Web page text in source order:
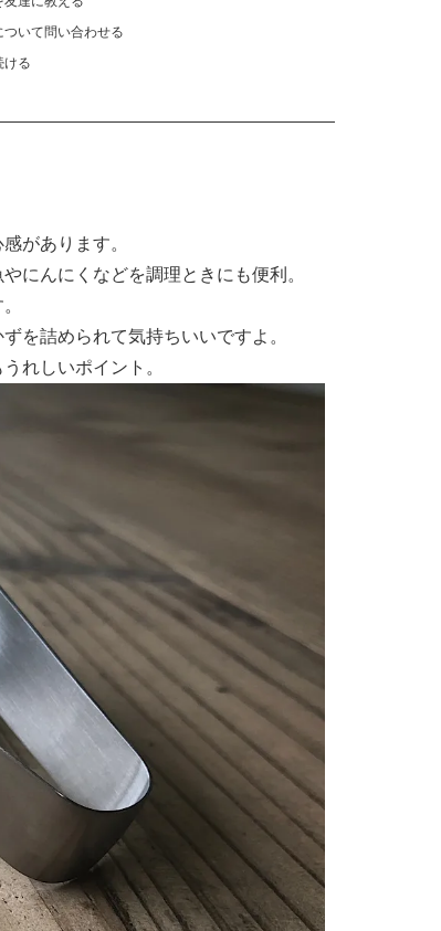
ついて問い合わせる
ける
があります。
にんにくなどを調理ときにも便利。
を詰められて気持ちいいですよ。
れしいポイント。